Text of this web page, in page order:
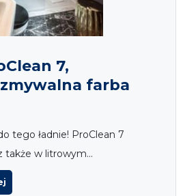
7,
farba
tego ładnie! ProClean 7
także w litrowym...